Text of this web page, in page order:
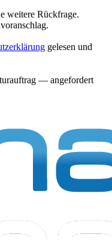
weitere Rückfrage.
gelesen und
— angefordert